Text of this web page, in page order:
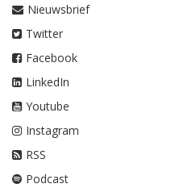
Nieuwsbrief
Twitter
Facebook
LinkedIn
Youtube
Instagram
RSS
Podcast